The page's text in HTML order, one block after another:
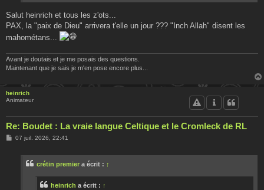
Salut heinrich et tous les z'ots...
PAX, la "paix de Dieu" arrivera t'elle un jour ??? "Inch Allah" disent les
mahométans...
Avant je doutais et je me posais des questions.
Maintenant que je sais je m'en pose encore plus...
heinrich
Animateur
Re: Boudet : La vraie langue Celtique et le Cromleck de RL
M07 juil. 2026, 22:41
crétin premier a écrit : ↑
heinrich a écrit : ↑